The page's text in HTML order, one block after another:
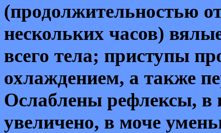
(продолжительностью
нескольких часов)
всего тела; приступы
охлаждением, а также
Ослаблены рефлексы, в
увеличено, в моче